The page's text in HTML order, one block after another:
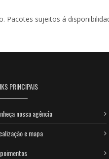
Pacotes sujeitos á
PRINCIPAIS
nossa agência
e mapa